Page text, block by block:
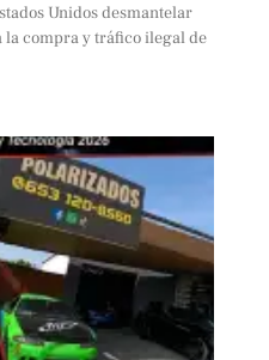
Unidos desmantelar
compra y tráfico ilegal de